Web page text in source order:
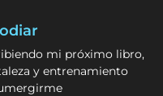
mi próximo libro,
y entrenamiento